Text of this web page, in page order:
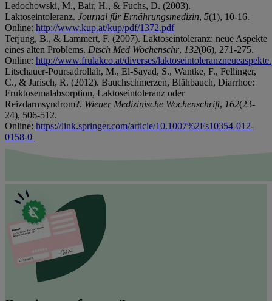
Ledochowski, M., Bair, H., & Fuchs, D. (2003).
Laktoseintoleranz. Journal für Ernährungsmedizin, 5(1), 10-16.
Online: http://www.kup.at/kup/pdf/1372.pdf
Terjung, B., & Lammert, F. (2007). Laktoseintoleranz: neue Aspekte
eines alten Problems. Dtsch Med Wochenschr, 132(06), 271-275.
Online: http://www.frulakco.at/diverses/
Litschauer-Poursadrollah, M., El-Sayad, S., Wantke, F., Fellinger,
C., & Jarisch, R. (2012). Bauchschmerzen, Blähbauch, Diarrhoe:
Fruktosemalabsorption, Laktoseintoleranz oder
Reizdarmsyndrom?. Wiener Medizinische Wochenschrift, 162(23-
24), 506-512.
Online: https://link.springer.com/article/10.1007%2Fs10354-012-
0158-0